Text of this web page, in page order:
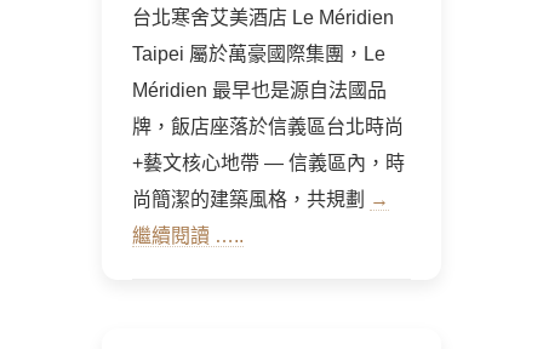
台北寒舍艾美酒店 Le Méridien
Taipei 屬於萬豪國際集團，Le
Méridien 最早也是源自法國品
牌，飯店座落於信義區台北時尚
+藝文核心地帶 — 信義區內，時
尚簡潔的建築風格，共規劃
→
繼續閱讀 …..